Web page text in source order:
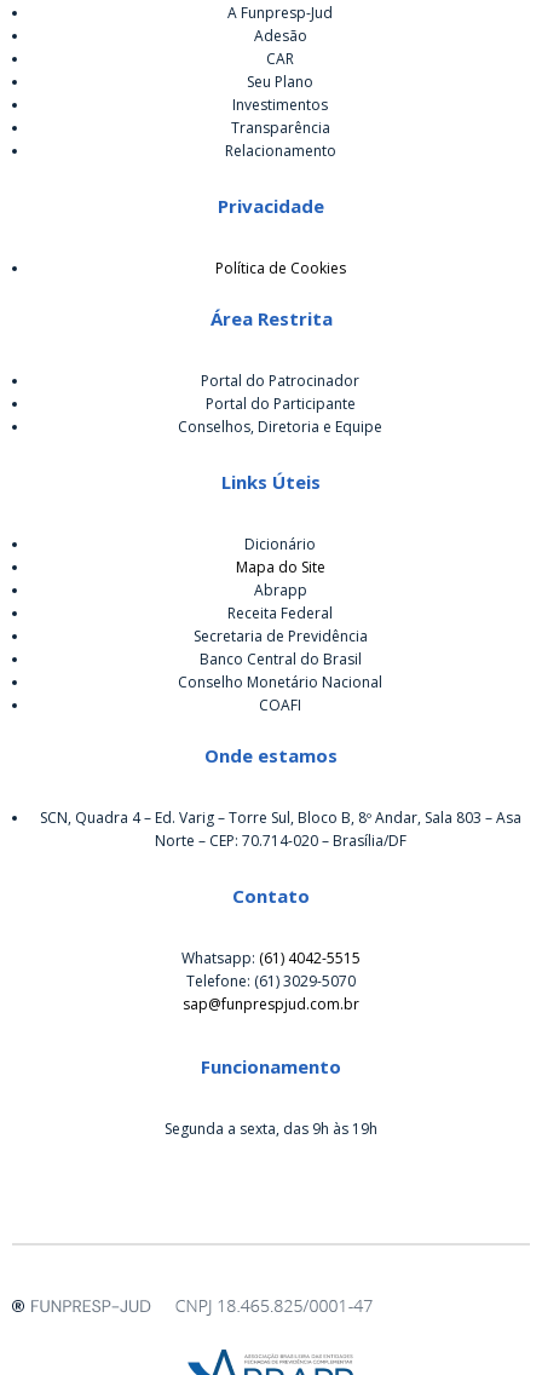
A Funpresp-Jud
Adesão
CAR
Seu Plano
Investimentos
Transparência
Relacionamento
Privacidade
Política de Cookies
Área Restrita
Portal do Patrocinador
Portal do Participante
Conselhos, Diretoria e Equipe
Links Úteis
Dicionário
Mapa do Site
Abrapp
Receita Federal
Secretaria de Previdência
Banco Central do Brasil
Conselho Monetário Nacional
COAFI
Onde estamos
SCN, Quadra 4 – Ed. Varig – Torre Sul, Bloco B, 8º Andar, Sala 803 – Asa
Norte – CEP: 70.714-020 – Brasília/DF
Contato
Whatsapp: (61) 4042-5515
Telefone: (61) 3029-5070
sap@funprespjud.com.br
Funcionamento
Segunda a sexta, das 9h às 19h